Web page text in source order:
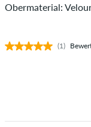
Obermaterial:
(1)